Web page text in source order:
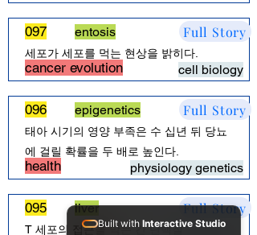
097 Full Story
entosis
세포가 세포를 먹는 현상을 밝히다.
cancer evolution cell biology
096 Full Story
epigenetics
태아 시기의 영양 부족은 수 십년 뒤 당뇨
에 걸릴 확률을 두 배로 높인다.
health physiology genetics
095 Full Story
liver
T 세포의 접근을 막는 간 단백질
Built with Interactive Studio